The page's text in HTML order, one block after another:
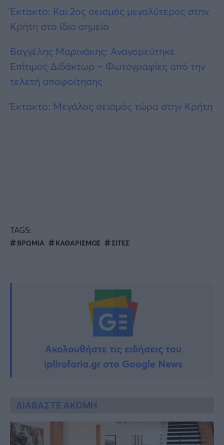
Έκτακτο: Και 2ος σεισμός μεγαλύτερος στην
Κρήτη στο ίδιο σημείο
Βαγγέλης Μαρινάκης: Αναγορεύτηκε
Επίτιμος Διδάκτωρ – Φωτογραφίες από την
τελετή αποφοίτησης
Έκτακτο: Μεγάλος σεισμός τώρα στην Κρήτη
TAGS:
ΒΡΩΜΙΑ ΚΑΘΑΡΙΣΜΟΣ ΣΙΤΕΣ
Ακολουθήστε τις ειδήσεις του
ipliroforia.gr στο Google News
ΔΙΑΒΑΣΤΕ ΑΚΟΜΗ